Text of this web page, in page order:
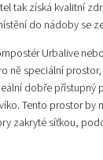
tak získá kvalitní
do nádoby se
Urbalive
ně speciální
dobře
Tento prostor
zakryté síťkou,